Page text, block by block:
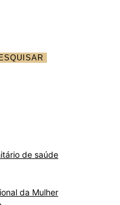
de saúde
da Mulher